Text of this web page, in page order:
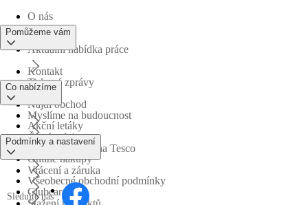
O nás
Aktuální nabídka práce
Tiskové zprávy
Myslíme na budoucnost
Obchodní skupina Tesco
Pomůžeme vám
Kontakt
Najdi obchod
Časté otázky
Vrácení a záruka
Co nabízíme
Akční letáky
Online nákupy
Clubcard
Podmínky a nastavení
Všeobecné obchodní podmínky
Sledujte nás